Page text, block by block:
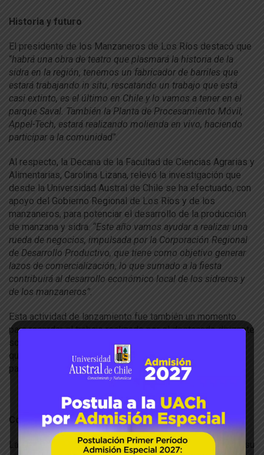
Historia y futuro
El presidente de los Manzaneros de Los Ríos destacó que
“habrá una obra de teatro que plasmará la historia de la
sidra en la región, tenemos un fabricador de barriles que
estará trabajando in situ, rescatando un trabajo que está
casi extinto, es el último en Chile y lo vamos a tener en el
parque Saval. También la Planta de Procesamiento Móvil,
Appel-Tech, estará realizando molienda en vivo, haciendo
participar a la comunidad”.
Al respecto, la Decana de la Facultad de Ciencias Agrarias y
Alimentarias, Carolina Lizana, relevó la investigación que
desde la Universidad Austral de Chile se ha efectuado, con
apoyo del Gobierno Regional de Los Ríos y de los
manzaneros, para potenciar el desarrollo de la producción
de manzana y sidra. “Este año vamos ayudar a realizar una
rueda de negocios, impulsada por la Corporación Regional
de Desarrollo Productivo, que tiene como objetivo generar
lazos de comercialización, lo que sumado a la fiesta
contribuirá al desarrollo económico local de los sidreros y
de los manzaneros”.
Esta actividad de lanzamiento fue también un momento
para recordar el trabajo realizado por el destacado dirigente
social José “Pepe” Araya, quien participó activamente en
que se concretara la Fiesta de la Manzana y la Sidra, cuya
partida ha calado hondo en la comunidad regional.
Copa internacional
La Tercera Fiesta de la Manzana y la Sidra de Valdivia en su